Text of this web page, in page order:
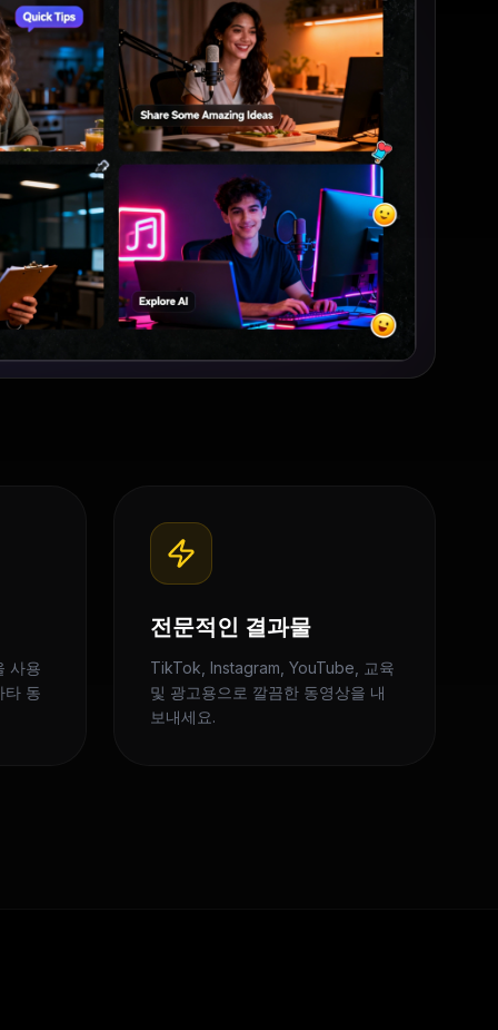
사용
타 동
전문적인 결과물
TikTok, Instagram, YouTube, 교육
및 광고용으로 깔끔한 동영상을 내
보내세요.